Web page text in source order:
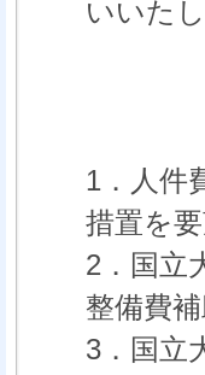
いいた
1．人件
措置を
2．国立
整備費
3．国立